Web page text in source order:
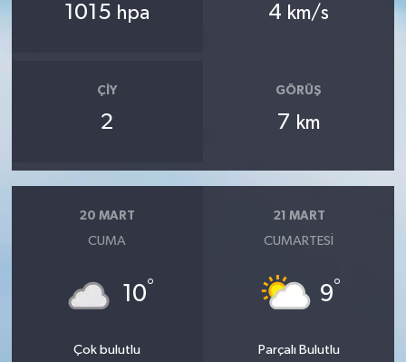
1015 hpa 4 km/s
ÇIY
2
GÖRÜŞ
7 km
20 MART
CUMA
10°
Çok bulutlu
21 MART
CUMARTESI
9°
Parçalı Bulutlu